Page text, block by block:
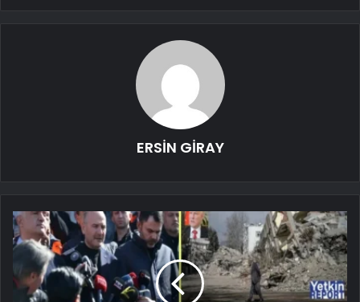
ERSİN GİRAY